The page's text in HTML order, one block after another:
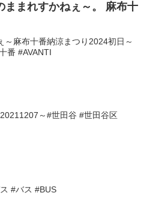
ままれすかねぇ～。 麻布十
～麻布十番納涼まつり2024初日～
番 #AVANTI
～#世田谷 #世田谷区
#バス #BUS